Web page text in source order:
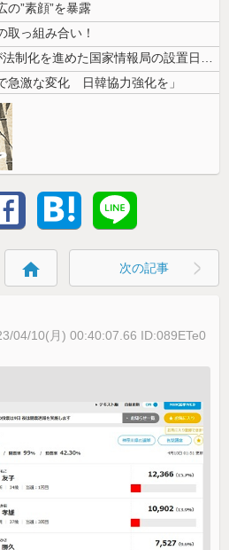
の”素顔”を暴露
取っ組み合い！
（ ´_ゝ`）中国「高市政権が法制化を進めた国家情報局の設置日が7月3...
急激な変化 日韓協力強化を」
home 次の記事
04/10(月) 00:40:07.66 ID:089ETe0